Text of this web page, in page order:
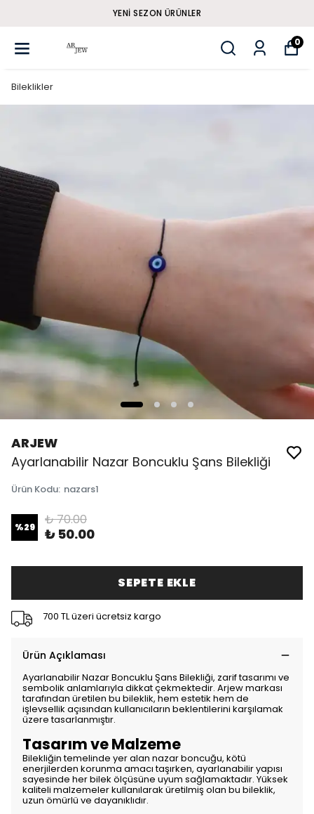
YENI SEZON ÜRÜNLER
0
Bileklikler
ARJEW
Ayarlanabilir Nazar Boncuklu Şans Bilekliği
Ürün Kodu: nazars1
%29 ₺ 70.00
₺ 50.00
SEPETE EKLE
700 TL üzeri ücretsiz kargo
Ürün Açıklaması
Ayarlanabilir Nazar Boncuklu Şans Bilekliği, zarif tasarımı ve
sembolik anlamlarıyla dikkat çekmektedir. Arjew markası
tarafından üretilen bu bileklik, hem estetik hem de
işlevsellik açısından kullanıcıların beklentilerini karşılamak
üzere tasarlanmıştır.
Tasarım ve Malzeme
Bilekliğin temelinde yer alan nazar boncuğu, kötü
enerjilerden korunma amacı taşırken, ayarlanabilir yapısı
sayesinde her bilek ölçüsüne uyum sağlamaktadır. Yüksek
kaliteli malzemeler kullanılarak üretilmiş olan bu bileklik,
uzun ömürlü ve dayanıklıdır.